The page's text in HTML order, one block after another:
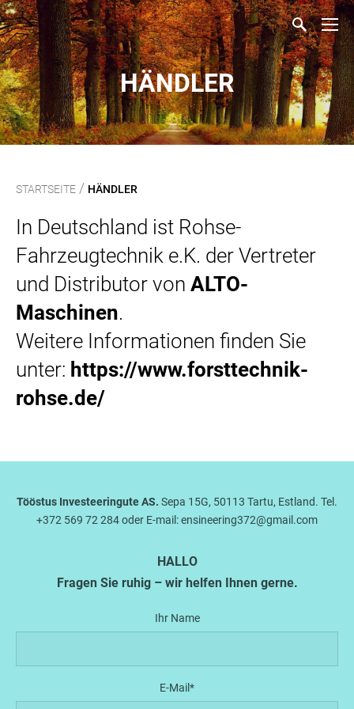
HÄNDLER
STARTSEITE / HÄNDLER
In Deutschland ist Rohse-
Fahrzeugtechnik e.K. der Vertreter
und Distributor von ALTO-
Maschinen.
Weitere Informationen finden Sie
unter: https://www.forsttechnik-
rohse.de/
Tööstus Investeeringute AS. Sepa 15G, 50113 Tartu, Estland. Tel.
+372 569 72 284 oder E-mail: ensineering372@gmail.com
HALLO
Fragen Sie ruhig – wir helfen Ihnen gerne.
Ihr Name
E-Mail